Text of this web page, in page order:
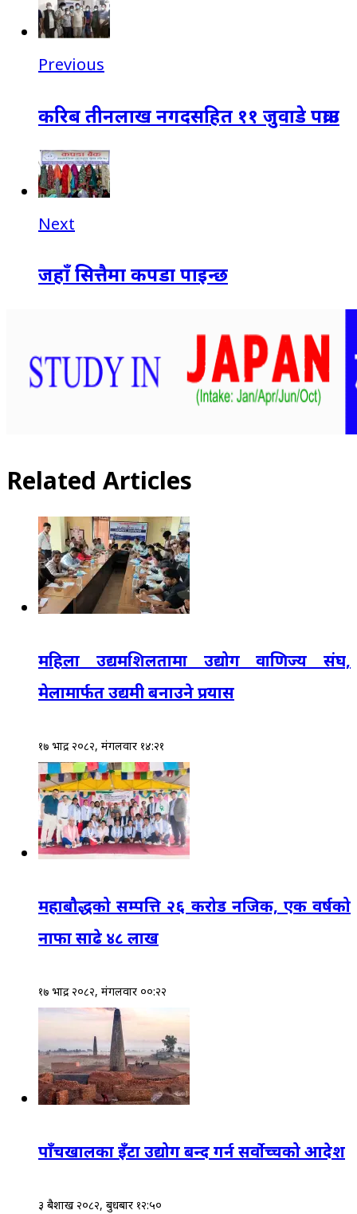
Previous
करिब तीनलाख नगदसहित ११ जुवाडे पक्राउ
Next
जहाँ सित्तैमा कपडा पाइन्छ
Related Articles
महिला उद्यमशिलतामा उद्योग वाणिज्य संघ,
मेलामार्फत उद्यमी बनाउने प्रयास
१७ भाद्र २०८२, मंगलवार १४:२१
महाबौद्धको सम्पत्ति २६ करोड नजिक, एक वर्षको
नाफा साढे ४८ लाख
१७ भाद्र २०८२, मंगलवार ००:२२
पाँचखालका इँटा उद्योग बन्द गर्न सर्वोच्चको आदेश
३ बैशाख २०८२, बुधबार १२:५०